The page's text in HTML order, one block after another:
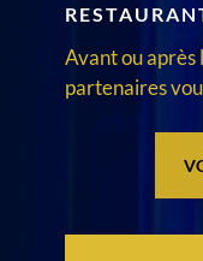
Avant ou après
partenaires